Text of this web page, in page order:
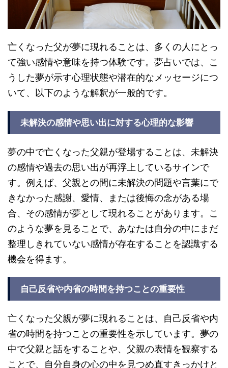
亡くなった父が夢に現れることは、多くの人にとっ
て強い感情や意味を持つ体験です。夢占いでは、こ
うした夢が示す心理状態や潜在的なメッセージにつ
いて、以下のような解釈が一般的です。
未解決の感情や思い出に対する心理的な影響
夢の中で亡くなった父親が登場することは、未解決
の感情や過去の思い出が再浮上しているサインで
す。例えば、父親との間に未解決の問題や言葉にで
きなかった感謝、愛情、または後悔の念がある場
合、その感情が夢として現れることがあります。こ
のような夢を見ることで、あなたは自分の中にまだ
整理しきれていない感情が存在することを認識する
機会を得ます。
自己反省や内省の時間を持つことの重要性
亡くなった父親が夢に現れることは、自己反省や内
省の時間を持つことの重要性を示しています。夢の
中で父親と話をすることや、父親の表情を観察する
ことで、自分自身の心の中を見つめ直すきっかけと